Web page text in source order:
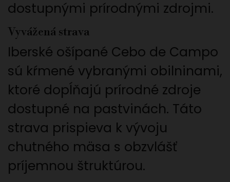
dostupnými prírodnými zdrojmi.
Vyvážená strava
Iberské ošípané Cebo de Campo
sú kŕmené vybranými obilninami,
ktoré dopĺňajú prírodné zdroje
dostupné na pastvinách. Táto
strava prispieva k vývoju
chutného mäsa s obzvlášť
príjemnou štruktúrou.